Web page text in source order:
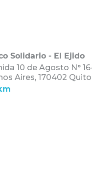
Solidario - El Ejido
10 de Agosto N°
Aires, 170402 Quito